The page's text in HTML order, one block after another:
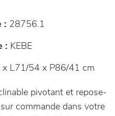
: 28756.1
: KEBE
L71/54 x P86/41 cm
pivotant et repose-
commande dans votre